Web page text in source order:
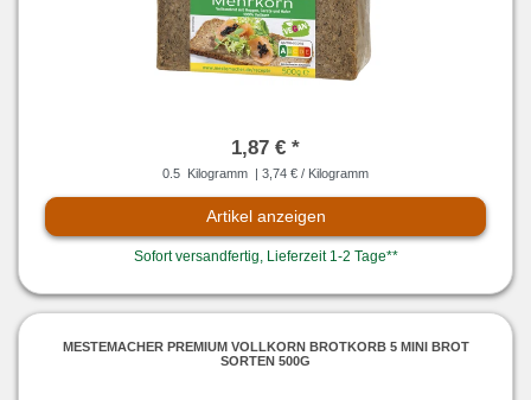
1,87 € *
0.5 Kilogramm | 3,74 € / Kilogramm
Artikel anzeigen
Sofort versandfertig, Lieferzeit 1-2 Tage**
MESTEMACHER PREMIUM VOLLKORN BROTKORB 5 MINI BROT
SORTEN 500G